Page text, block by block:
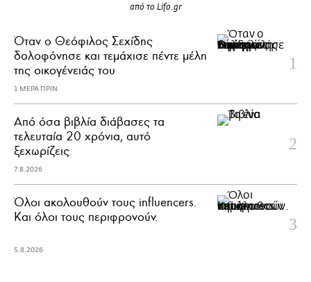
από το Lifo.gr
Όταν ο Θεόφιλος Σεχίδης
δολοφόνησε και τεμάχισε πέντε μέλη
της οικογένειάς του
1 ΜΕΡΑ ΠΡΙΝ
Από όσα βιβλία διάβασες τα
τελευταία 20 χρόνια, αυτό
ξεχωρίζεις
7.8.2026
Όλοι ακολουθούν τους influencers.
Και όλοι τους περιφρονούν.
5.8.2026